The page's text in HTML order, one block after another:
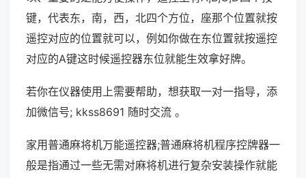
键，代表东，南，西，北四个方位，座那个位置就按
遥控对应的位置就可以，例如你做在东位置就按遥控
对应的A键这时候遥控器东位就能生效拿好牌。
若你在仪器使用上需要帮助，想获取一对一指导，添
加微信号; kkss8691 随时交流 。
家用普通麻将机万能遥控器;普通麻将机程序控牌器一
般是指通过一些无需对麻将机进行复杂安装操作就能